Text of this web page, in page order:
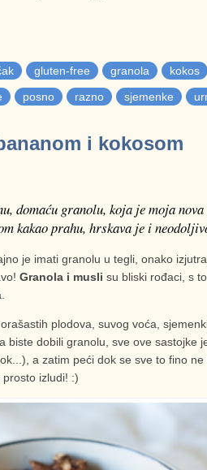
gluten-free granola kokos
posno razno sjemenke
i kokosom
domaću granolu, koja je moja
kakao prahu, hrskava je i
je imati granolu u tegli, onako
Granola i musli su bliski rođaci, s
plodova, suvog voća,
biste dobili granolu, sve ove sastojke
a zatim peći dok se sve to fino ne
izludi! :)